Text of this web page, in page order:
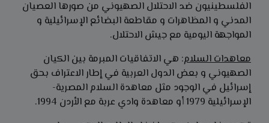
الفلسطينيون ضد الاحتلال الصهيوني من صورها العصيان
المدني و المظاهرات و مقاطعة البضائع الإسرائيلية و
المواجهة اليومية مع جيش الاحتلال.
معاهدات السلام: هي الاتفاقيات المبرمة بين الكيان
الصهيوني و بعض الدول العربية في إطار الاعتراف بحق
إسرائيل في الوجود مثل معاهدة السلام المصرية-
الإسرائيلية 1979 أو معاهدة وادي عربة مع الأردن 1994.